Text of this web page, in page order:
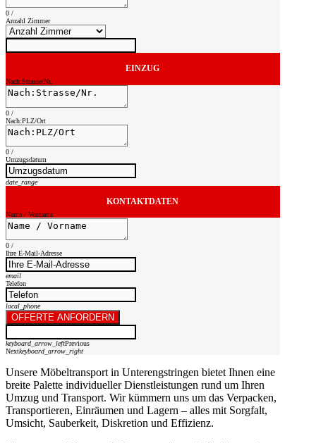
0 /
Anzahl Zimmer
EINZUG
Nach:Strasse/Nr.
0 /
Nach:PLZ/Ort
0 /
Umzugsdatum
date_range
KONTAKTDATEN
Name / Vorname
0 /
Ihre E-Mail-Adresse
email
Telefon
local_phone
OFFERTE ANFORDERN
keyboard_arrow_leftPrevious
Nextkeyboard_arrow_right
Unsere Möbeltransport in Unterengstringen bietet Ihnen eine
breite Palette individueller Dienstleistungen rund um Ihren
Umzug und Transport. Wir kümmern uns um das Verpacken,
Transportieren, Einräumen und Lagern – alles mit Sorgfalt,
Umsicht, Sauberkeit, Diskretion und Effizienz.